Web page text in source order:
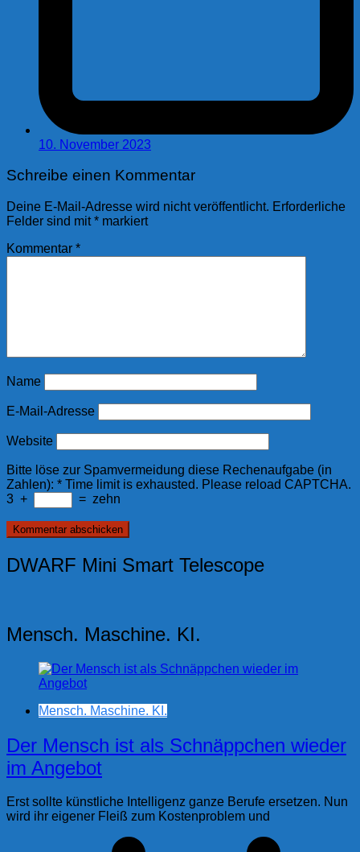
10. November 2023
Schreibe einen Kommentar
Deine E-Mail-Adresse wird nicht veröffentlicht. Erforderliche
Felder sind mit* markiert
Kommentar *
Name
E-Mail-Adresse
Website
Bitte löse zur Spamvermeidung diese Rechenaufgabe (in
Zahlen): * Time limit is exhausted. Please reload CAPTCHA.
3 + = zehn
DWARF Mini Smart Telescope
Mensch. Maschine. KI.
Mensch. Maschine. KI.
Der Mensch ist als Schnäppchen wieder
im Angebot
Erst sollte künstliche Intelligenz ganze Berufe ersetzen. Nun
wird ihr eigener Fleiß zum Kostenproblem und